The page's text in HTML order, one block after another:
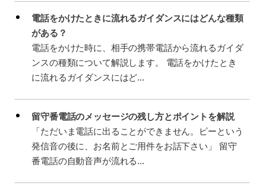
電話をかけたときに流れるガイダンスにはどんな種類
がある？
電話をかけた時に、相手の携帯電話から流れるガイダ
ンスの種類について解説します。 電話をかけたとき
に流れるガイダンスにはど...
留守番電話のメッセージの残し方とポイントを解説
「ただいま電話に出ることができません。ピーという
発信音の後に、お名前とご用件をお話下さい」 留守
番電話の自動音声が流れる...